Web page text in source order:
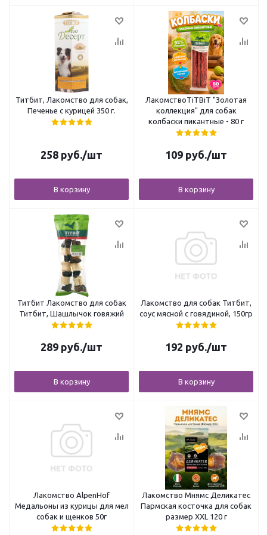
Титбит, Лакомство для собак,
Печенье с курицей 350 г.
258 руб./шт
В корзину
ЛакомствоTiTBiT "Золотая
коллекция" для собак
колбаски пикантные - 80 г
109 руб./шт
В корзину
Титбит Лакомство для собак
Титбит, Шашлычок говяжий
289 руб./шт
В корзину
Лакомство для собак Титбит,
соус мясной с говядиной, 150гр
192 руб./шт
В корзину
Лакомство AlpenHof
Медальоны из курицы для мел
собак и щенков 50г
Лакомство Мнямс Деликатес
Пармская косточка для собак
размер XXL 120 г